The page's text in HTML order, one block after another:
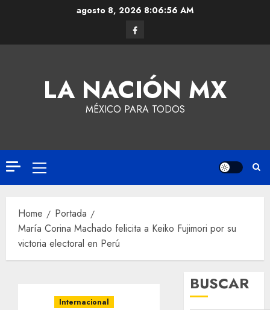
agosto 8, 2026 8:06:57 AM
LA NACIÓN MX
MÉXICO PARA TODOS
Home
Portada
María Corina Machado felicita a Keiko Fujimori por su
victoria electoral en Perú
Internacional
BUSCAR